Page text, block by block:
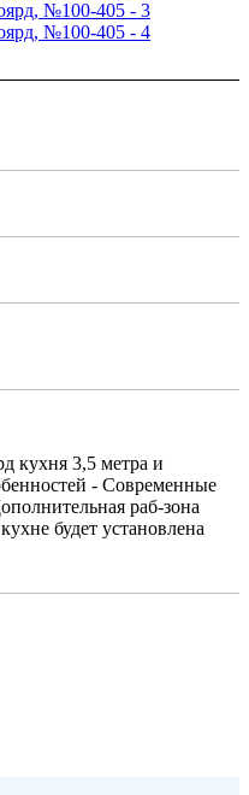
кухня 3,5 метра и
- Современные
раб-зона
будет установлена